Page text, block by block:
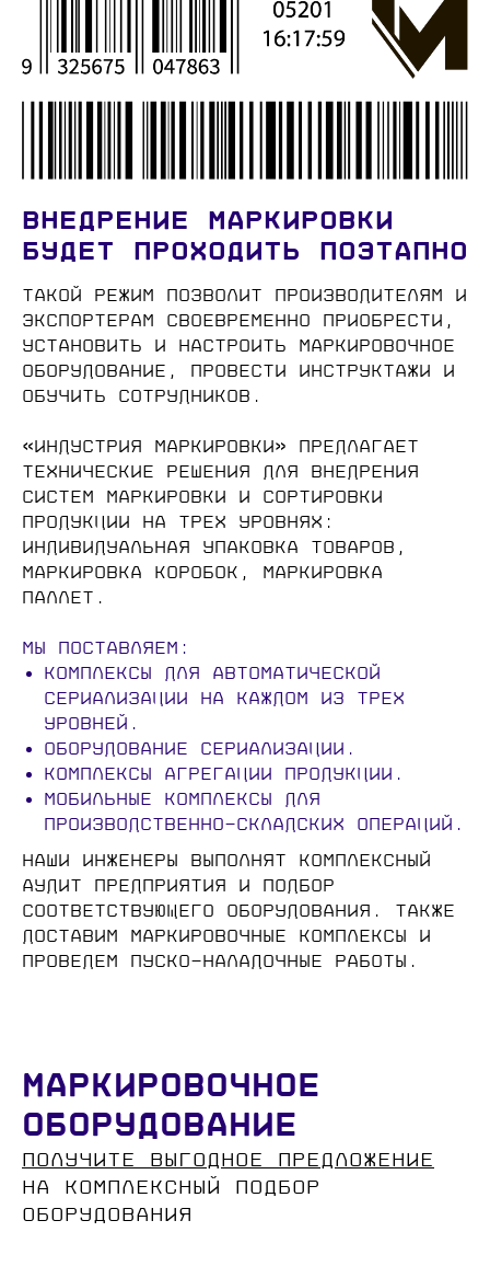
Внедрение маркировки
будет проходить поэтапно
Такой режим позволит производителям и
экспортерам своевременно приобрести,
установить и настроить маркировочное
оборудование, провести инструктажи и
обучить сотрудников.
«Индустрия маркировки» предлагает
технические решения для внедрения
систем маркировки и сортировки
продукции на трех уровнях:
индивидуальная упаковка товаров,
маркировка коробок, маркировка
паллет.
Мы поставляем:
Комплексы для автоматической
сериализации на каждом из трех
уровней.
Оборудование сериализации.
Комплексы агрегации продукции.
Мобильные комплексы для
производственно-складских операций.
Наши инженеры выполнят комплексный
аудит предприятия и подбор
соответствующего оборудования. Также
доставим маркировочные комплексы и
проведем пуско-наладочные работы.
Маркировочное
оборудование
Получите выгодное предложение
на комплексный подбор
оборудования